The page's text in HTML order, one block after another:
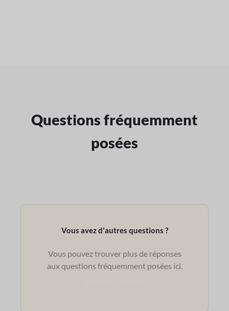
Questions fréquemment
posées
Vous avez d'autres questions ?
Vous pouvez trouver plus de réponses
aux questions fréquemment posées ici.